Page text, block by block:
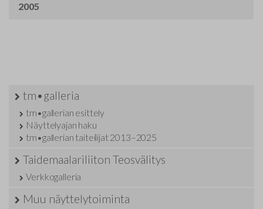
2005
tm•galleria
tm•gallerian esittely
Näyttelyajan haku
tm•gallerian taiteilijat 2013–2025
Taidemaalariliiton Teosvälitys
Verkkogalleria
Muu näyttelytoiminta